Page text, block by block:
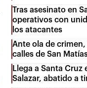
Tras asesinato en
operativos con
los atacantes
Ante ola de
calles de San
Llega a Santa
Salazar, abatido a